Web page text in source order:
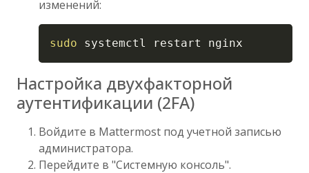
изменений:
sudo systemctl restart nginx
Настройка двухфакторной
аутентификации (2FA)
Войдите в Mattermost под учетной записью
администратора.
Перейдите в "Системную консоль".